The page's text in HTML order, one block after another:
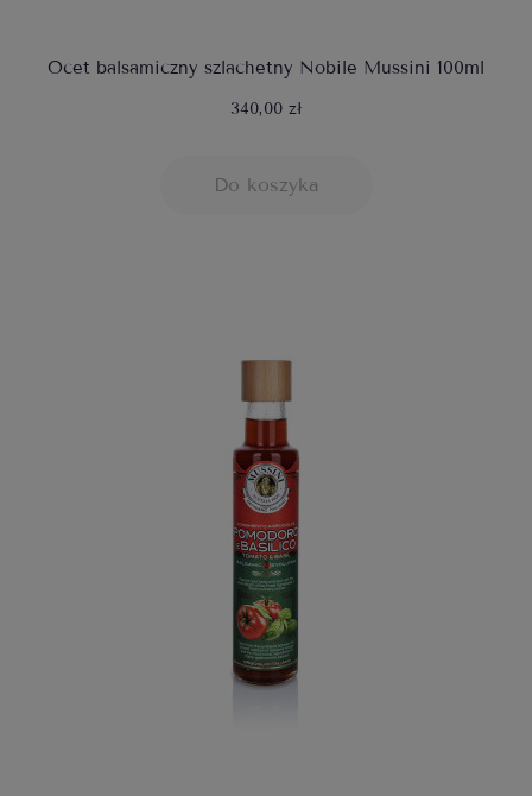
Ocet balsamiczny szlachetny Nobile Mussini 100ml
340,00 zł
Do koszyka